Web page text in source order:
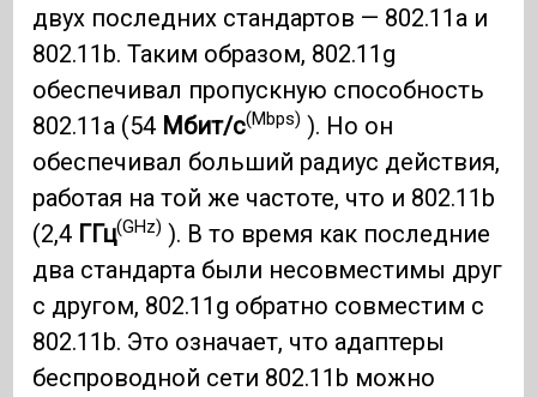
двух последних стандартов — 802.11a и
802.11b. Таким образом, 802.11g
обеспечивал пропускную способность
802.11a (54 Мбит/с(Mbps) ). Но он
обеспечивал больший радиус действия,
работая на той же частоте, что и 802.11b
(2,4 ГГц(GHz) ). В то время как последние
два стандарта были несовместимы друг
с другом, 802.11g обратно совместим с
802.11b. Это означает, что адаптеры
беспроводной сети 802.11b можно